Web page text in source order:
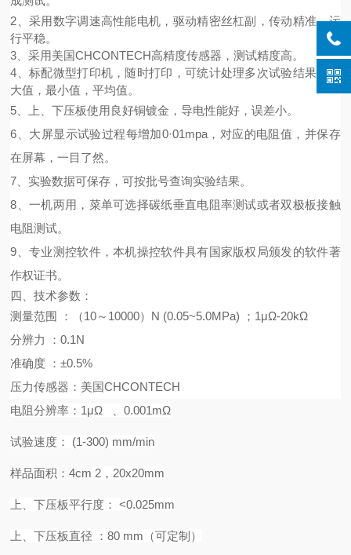
2 、采用数字调速高性能电机 ，驱动精密丝杠副，传动精准，运
行平稳。
3 、采用美国CHCONTECH高精度传感器 ，测试精度高。
4、标配微型打印机，随时打印，可统计处理多次试验结果，最
大值，最小值，平均值。
5
上、下压板使用 良好铜镀金 ，导电性能好，误差小。
6
大屏显示试验过程每增加0·01mpa，对应的电阻值，并保存
在屏幕，一目了然。
7 、实验数据可保存，可按批号查询实验结果。
8 、一机两用，菜单可选择碳纸垂直电阻率测试或者双极板接触
电阻测试。
9 、专业测控软件，本机操控软件具有国家版权局颁发的软件著
作权证书。
四、技术参数：
测量范围
：（10～ 10000）N (0.05~5.0MPa) ； 1μΩ-20kΩ
分辨力
：0.1N
准确度 ：±0.5%
压力传感器：美国CHCONTECH
电阻分辨率： 1μΩ 、0.001mΩ
试验速度： (1-300) mm/min
样品面积：4cm 2 ， 20x20mm
上 、下压板平行度： <0.025mm
上 、下压板直径 ：80 mm （可定制 ）